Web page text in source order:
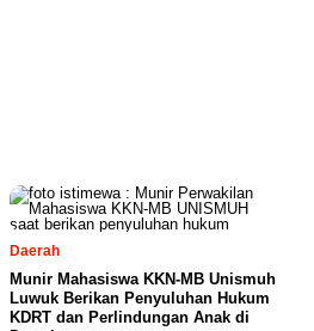
Daerah
Munir Mahasiswa KKN-MB Unismuh
Luwuk Berikan Penyuluhan Hukum
KDRT dan Perlindungan Anak di